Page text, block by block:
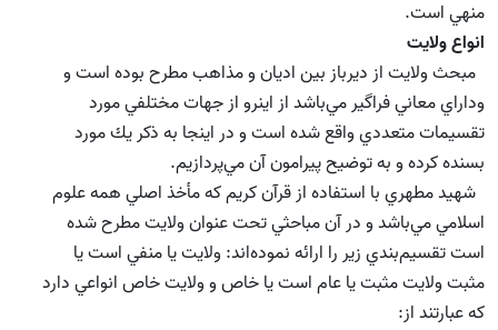
منهي است.
انواع ولايت
مبحث ولايت از ديرباز بين اديان و مذاهب مطرح بوده است و
وداراي معاني فراگير مي‌باشد از اينرو از جهات مختلفي مورد
تقسيمات متعددي واقع شده است و در اينجا به ذكر يك مورد
بسنده كرده و به توضيح پيرامون آن مي‌پردازيم.
شهيد مطهري با استفاده از قرآن كريم كه مأخذ اصلي همه علوم
اسلامي مي‌باشد و در آن مباحثي تحت عنوان ولايت مطرح شده
است تقسيم‌بندي زير را ارائه نموده‌اند: ولايت يا منفي است يا
مثبت ولايت مثبت يا عام است يا خاص و ولايت خاص انواعي دارد
كه عبارتند از: